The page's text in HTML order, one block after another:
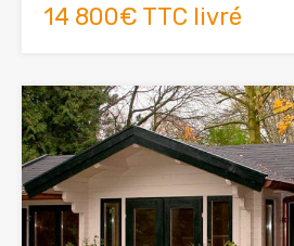
14 800€ TTC livré